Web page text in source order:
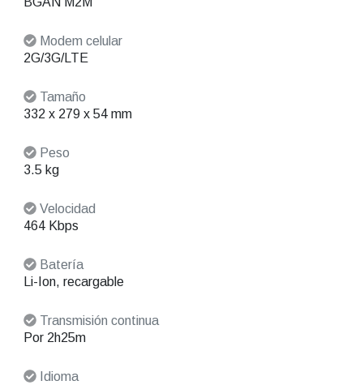
Modem celular
2G/3G/LTE
Tamaño
332 x 279 x 54 mm
Peso
3.5 kg
Velocidad
464 Kbps
Batería
Li-Ion, recargable
Transmisión continua
Por 2h25m
Idioma